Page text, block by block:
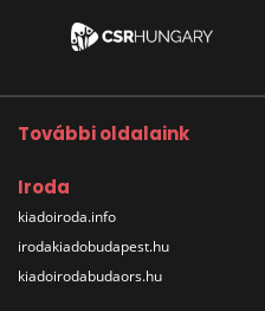
További oldalaink
Iroda
kiadoiroda.info
irodakiadobudapest.hu
kiadoirodabudaors.hu